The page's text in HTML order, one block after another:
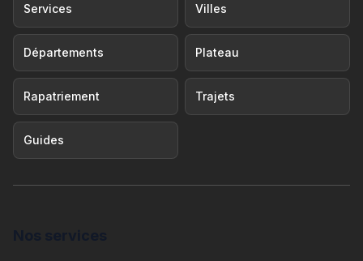
Services Villes
Départements Plateau
Rapatriement Trajets
Guides